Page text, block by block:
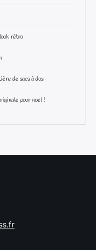
rétro
de sacs à dos
pour noël !